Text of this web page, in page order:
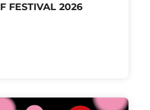
FESTIVAL 2026